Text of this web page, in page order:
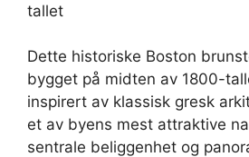
tallet
Dette historiske Boston
bygget på midten av 1800-
inspirert av klassisk gresk
et av byens mest attraktive
sentrale beliggenhet og